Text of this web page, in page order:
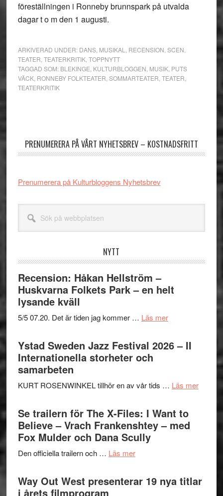
föreställningen i Ronneby brunnspark på utvalda
dagar t o m den 1 augusti.
ARKIVERAD UNDER: DANS, MUSIKAL RECENSION SCEN
TEATER TEATERKRITIK, TOPPNYTT
TAGGAD SOM: BLEKINGE KULTURBLOGGEN MUSIK, PUTS
VÄCK, RONNEBY FOLKTEATER SOMMARTEATER TEATER
TEATERKRITIK
PRENUMERERA PÅ VÅRT NYHETSBREV – KOSTNADSFRITT
Prenumerera på Kulturbloggens Nyhetsbrev
webbplatsen
NYTT
Recension: Håkan Hellström –
Huskvarna Folkets Park – en helt
lysande kväll
5/5 07.20. Det är tiden jag kommer … Läs merom
Håkan
Hellström
Folkets
–
en
Ystad Sweden Jazz Festival 2026 – II
Internationella storheter och
samarbeten
KURT ROSENWINKEL tillhör en av vår tids … Läs merom
Se trailern för The X-Files: I Want to
Believe – Vrach Frankenshtey – med
Fox Mulder och Dana Scully
Den officiella trailern och … Läs merom
trailern
för
Way Out West presenterar 19 nya titlar
i årets filmprogram